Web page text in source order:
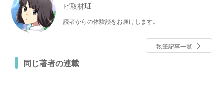
ピ取材班
読者からの体験談をお届けします。
執筆記事一覧
同じ著者の連載